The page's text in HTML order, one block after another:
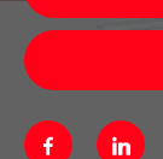
Facebook